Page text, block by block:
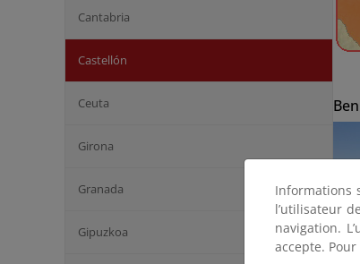
Cantabria
Castellón
Ceuta
Girona
Granada
Gipuzkoa
Informations
l’utilisateur
navigation.
accepte.